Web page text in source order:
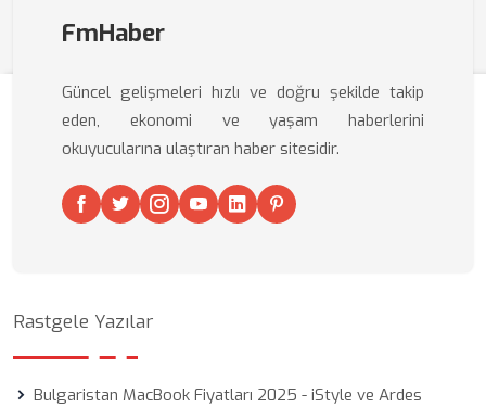
FmHaber
Güncel gelişmeleri hızlı ve doğru şekilde takip
eden, ekonomi ve yaşam haberlerini
okuyucularına ulaştıran haber sitesidir.
Rastgele Yazılar
Bulgaristan MacBook Fiyatları 2025 - iStyle ve Ardes